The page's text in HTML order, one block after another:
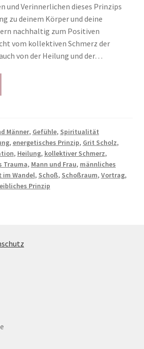
und Verinnerlichen dieses Prinzips
zu deinem Körper und deine
nachhaltig zum Positiven
vom kollektiven Schmerz der
von der Heilung und der…
Männer, Gefühle, Spiritualität
, energetisches Prinzip, Grit Scholz,
, Heilung, kollektiver Schmerz,
Trauma, Mann und Frau, männliches
im Wandel, Schoß, Schoßraum, Vortrag,
Prinzip